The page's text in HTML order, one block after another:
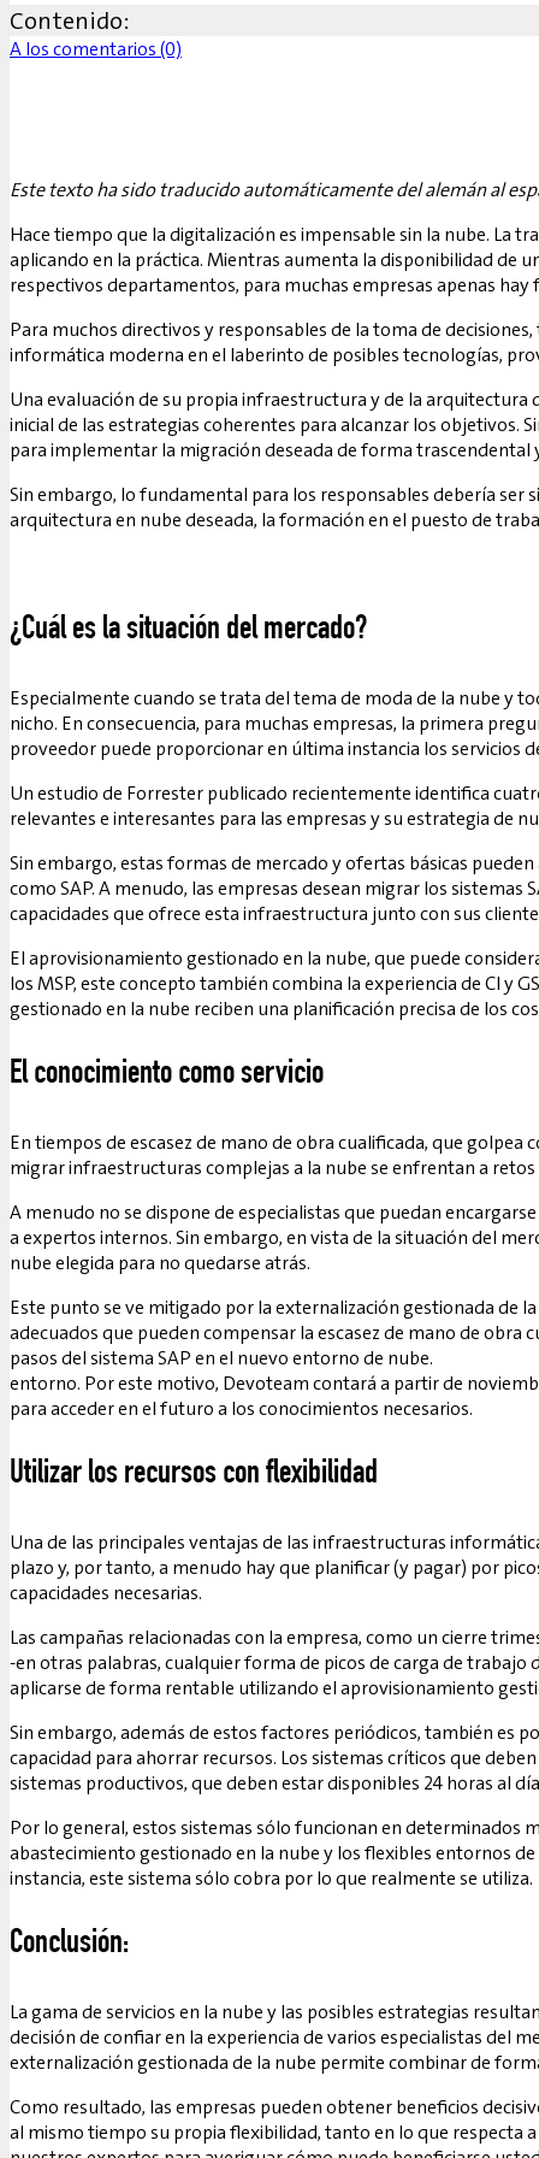
Contenido:
A los comentarios (0)
Este texto ha sido traducido automáticamente del alemán al
Hace tiempo que la digitalización es impensable sin la nube. La
aplicando en la práctica. Mientras aumenta la disponibilidad de
respectivos departamentos, para muchas empresas apenas
Para muchos directivos y responsables de la toma de
informática moderna en el laberinto de posibles tecnologías,
Una evaluación de su propia infraestructura y de la arquitectura
inicial de las estrategias coherentes para alcanzar los
para implementar la migración deseada de forma
Sin embargo, lo fundamental para los responsables debería ser
arquitectura en nube deseada, la formación en el puesto de
¿Cuál es la situación del mercado?
Especialmente cuando se trata del tema de moda de la nube y
nicho. En consecuencia, para muchas empresas, la primera
proveedor puede proporcionar en última instancia los servicios
Un estudio de Forrester publicado recientemente identifica
relevantes e interesantes para las empresas y su estrategia de
Sin embargo, estas formas de mercado y ofertas básicas
como SAP. A menudo, las empresas desean migrar los
capacidades que ofrece esta infraestructura junto con sus
El aprovisionamiento gestionado en la nube, que puede
los MSP, este concepto también combina la experiencia de CI y
gestionado en la nube reciben una planificación precisa de los
El conocimiento como servicio
En tiempos de escasez de mano de obra cualificada, que
migrar infraestructuras complejas a la nube se enfrentan a retos
A menudo no se dispone de especialistas que puedan
a expertos internos. Sin embargo, en vista de la situación del
nube elegida para no quedarse atrás.
Este punto se ve mitigado por la externalización gestionada de
adecuados que pueden compensar la escasez de mano de
pasos del sistema SAP en el nuevo entorno de nube.
entorno. Por este motivo, Devoteam contará a partir de
para acceder en el futuro a los conocimientos necesarios.
Utilizar los recursos con flexibilidad
Una de las principales ventajas de las infraestructuras
plazo y, por tanto, a menudo hay que planificar (y pagar) por
capacidades necesarias.
Las campañas relacionadas con la empresa, como un cierre
-en otras palabras, cualquier forma de picos de carga de
aplicarse de forma rentable utilizando el aprovisionamiento
Sin embargo, además de estos factores periódicos, también es
capacidad para ahorrar recursos. Los sistemas críticos que
sistemas productivos, que deben estar disponibles 24 horas al
Por lo general, estos sistemas sólo funcionan en determinados
abastecimiento gestionado en la nube y los flexibles entornos
instancia, este sistema sólo cobra por lo que realmente se utiliza.
Conclusión:
La gama de servicios en la nube y las posibles estrategias
decisión de confiar en la experiencia de varios especialistas del
externalización gestionada de la nube permite combinar de
Como resultado, las empresas pueden obtener beneficios
al mismo tiempo su propia flexibilidad, tanto en lo que respecta